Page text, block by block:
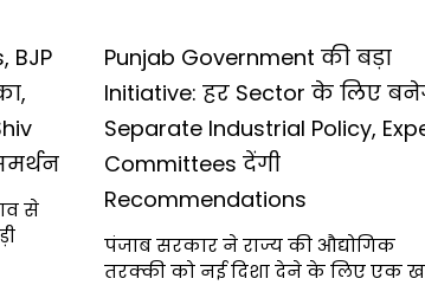
BJP
से
Punjab Government की बड़ा
Initiative: हर Sector के लिए
Separate Industrial Policy,
Committees देंगी
Recommendations
पंजाब सरकार ने राज्य की औद्योगिक
तरक्की को नई दिशा देने के लिए एक